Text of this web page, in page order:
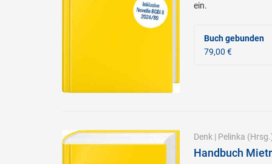
ein.
Buch gebunden
79,00 €
Denk| Pelinka
Handbuch